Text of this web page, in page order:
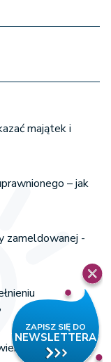
majątek i
– jak
zameldowanej -